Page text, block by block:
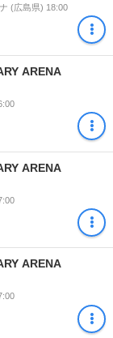
(広島県) 18:00
ARENA
ARENA
ARENA